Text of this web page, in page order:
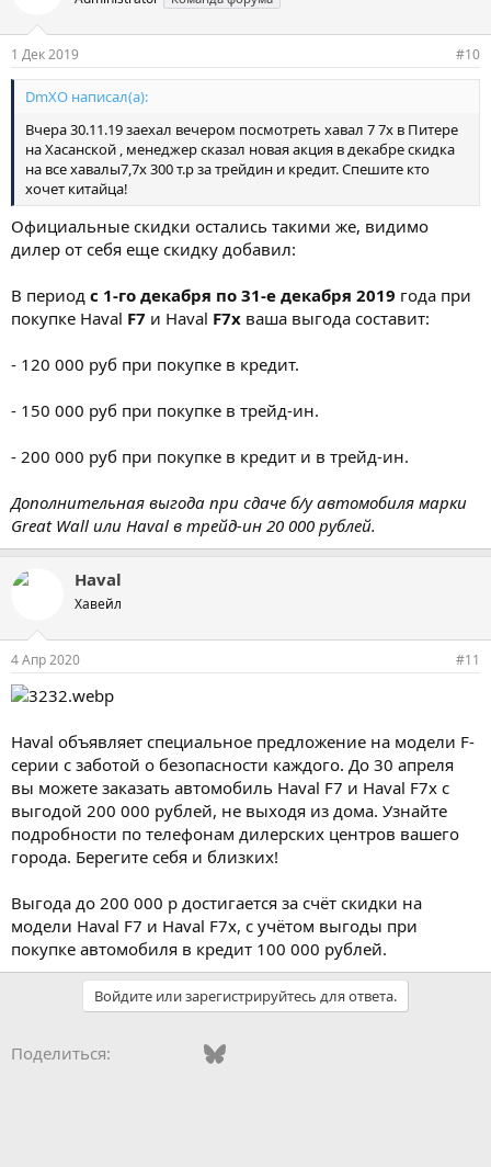
1 Дек 2019 #10
DmXO написал(а):
Вчера 30.11.19 заехал вечером посмотреть хавал 7 7х в Питере
на Хасанской , менеджер сказал новая акция в декабре скидка
на все хавалы7,7х 300 т.р за трейдин и кредит. Спешите кто
хочет китайца!
Официальные скидки остались такими же, видимо
дилер от себя еще скидку добавил:
В период с 1-го декабря по 31-е декабря 2019 года при
покупке Haval F7 и Haval F7x ваша выгода составит:
- 120 000 руб при покупке в кредит.
- 150 000 руб при покупке в трейд-ин.
- 200 000 руб при покупке в кредит и в трейд-ин.
Дополнительная выгода при сдаче б/у автомобиля марки
Great Wall или Haval в трейд-ин 20 000 рублей.
Haval
Хавейл
4 Апр 2020 #11
Haval объявляет специальное предложение на модели F-
серии с заботой о безопасности каждого. До 30 апреля
вы можете заказать автомобиль Haval F7 и Haval F7x с
выгодой 200 000 рублей, не выходя из дома. Узнайте
подробности по телефонам дилерских центров вашего
города. Берегите себя и близких!
Выгода до 200 000 р достигается за счёт скидки на
модели Haval F7 и Haval F7x, с учётом выгоды при
покупке автомобиля в кредит 100 000 рублей.
Войдите или зарегистрируйтесь для ответа.
Поделиться: Vkontakte
FacebookBluesky